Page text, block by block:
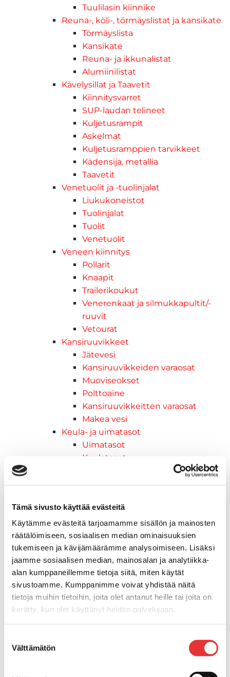
Tämä sivusto käyttää evästeitä
Käytämme evästeitä tarjoamamme sisällön ja mainosten
räätälöimiseen, sosiaalisen median ominaisuuksien
tukemiseen ja kävijämäärämme analysoimiseen. Lisäksi
jaamme sosiaalisen median, mainosalan ja analytiikka-
alan kumppaneillemme tietoja siitä, miten käytät
sivustoamme. Kumppanimme voivat yhdistää näitä
tietoja muihin tietoihin, joita olet antanut heille tai joita on
kerätty, kun olet käyttänyt heidän palvelujaan.
valinta
Välttämätön
Tuulilasin kiinnike
Reuna-, köli-, törmäyslistat ja kansikate
Törmäyslista
Kansikate
Reuna- ja ikkunalistat
Alumiinilistat
Kävelysillat ja Taavetit
Kiinnitysvarret
SUP-laudan telineet
Kuljetusrampit
Askelmat
Kuljetusramppien tarvikkeet
Kädensija, metallia
Taavetit
Venetuolit ja -tuolinjalat
Liukukoneistot
Tuolinjalat
Tuolit
Venetuolit
Veneen kiinnitys
Pollarit
Knaapit
Trailerikoukut
Venerenkaat ja silmukkapultit/-
ruuvit
Vetourat
Kansiruuvikkeet
Jätevesi
Kansiruuvikkeiden varaosat
Muoviseokset
Polttoaine
Kansiruuvikkeitten varaosat
Makea vesi
Keula- ja uimatasot
Uimatasot
Keulatasot
Galvanoitu
Kevytmetalli
Muovia
Kalusteet, sisustus ja astiat
Venetuolit ja -tuolinjalat
Pöydät ja istuimet
Venetuolit
Tuolinjalat
Tuolit
Kansiluukut, ikkunat ja verhot
Verhot